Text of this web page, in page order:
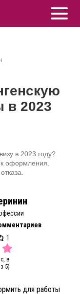
в 2023
в 2023 году?
оформления.
1
в
5)